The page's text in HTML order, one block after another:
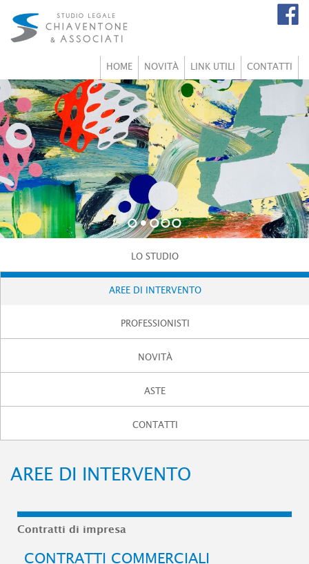
HOME NOVITÀ LINK UTILI CONTATTI
1 2 3 4 5
LO STUDIO
AREE DI INTERVENTO
PROFESSIONISTI
NOVITÀ
ASTE
CONTATTI
AREE DI INTERVENTO
Contratti di impresa
CONTRATTI COMMERCIALI